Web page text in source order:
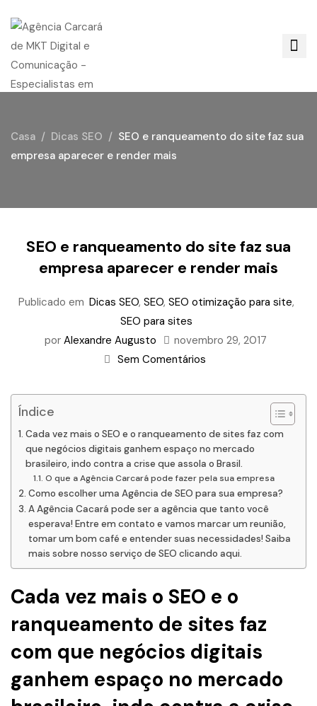
Casa Dicas SEO
SEO e ranqueamento do site faz sua
empresa aparecer e render mais
SEO e ranqueamento do site faz sua
empresa aparecer e render mais
Publicado em Dicas SEO, SEO, SEO otimização para site,
SEO para sites
por Alexandre Augusto
novembro 29, 2017
Sem Comentários
Índice
Cada vez mais o SEO e o ranqueamento de sites faz com
que negócios digitais ganhem espaço no mercado
brasileiro, indo contra a crise que assola o Brasil.
O que a Agência Carcará pode fazer pela sua empresa
Como escolher uma Agência de SEO para sua empresa?
A Agência Cacará pode ser a agência que tanto você
esperava! Entre em contato e vamos marcar um reunião,
tomar um bom café e entender suas necessidades! Saiba
mais sobre nosso serviço de SEO clicando aqui.
Cada vez mais o SEO e o
ranqueamento de sites faz
com que negócios digitais
ganhem espaço no mercado